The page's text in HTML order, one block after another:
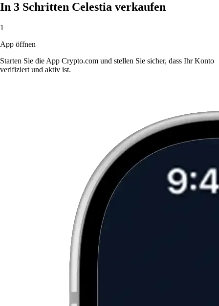
In 3 Schritten Celestia verkaufen
1
App öffnen
Starten Sie die App Crypto.com und stellen Sie sicher, dass Ihr Konto
verifiziert und aktiv ist.